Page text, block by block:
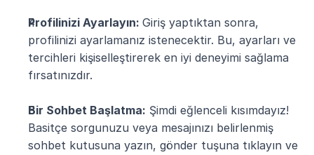
Profilinizi Ayarlayın: Giriş yaptıktan sonra,
profilinizi ayarlamanız istenecektir. Bu, ayarları ve
tercihleri kişiselleştirerek en iyi deneyimi sağlama
fırsatınızdır.
Bir Sohbet Başlatma: Şimdi eğlenceli kısımdayız!
Basitçe sorgunuzu veya mesajınızı belirlenmiş
sohbet kutusuna yazın, gönder tuşuna tıklayın ve